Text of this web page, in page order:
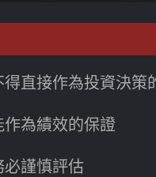
直接作為投資決策
為績效的保證
謹慎評估